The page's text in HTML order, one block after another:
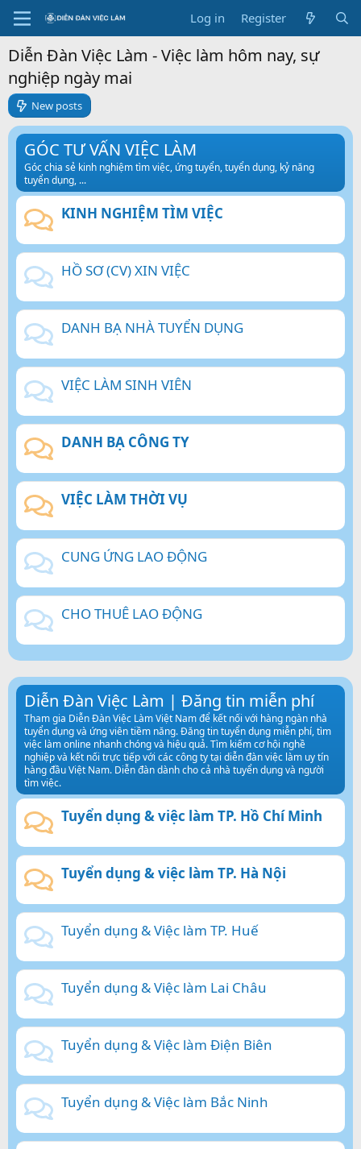
Log in Register
Diễn Đàn Việc Làm - Việc làm hôm nay, sự
nghiệp ngày mai
New posts
GÓC TƯ VẤN VIỆC LÀM
Góc chia sẻ kinh nghiệm tìm việc, ứng tuyển, tuyển dụng, kỷ năng
tuyển dụng, ...
KINH NGHIỆM TÌM VIỆC
HỒ SƠ (CV) XIN VIỆC
DANH BẠ NHÀ TUYỂN DỤNG
VIỆC LÀM SINH VIÊN
DANH BẠ CÔNG TY
VIỆC LÀM THỜI VỤ
CUNG ỨNG LAO ĐỘNG
CHO THUÊ LAO ĐỘNG
Diễn Đàn Việc Làm | Đăng tin miễn phí
Tham gia Diễn Đàn Việc Làm Việt Nam để kết nối với hàng ngàn nhà
tuyển dụng và ứng viên tiềm năng. Đăng tin tuyển dụng miễn phí, tìm
việc làm online nhanh chóng và hiệu quả. Tìm kiếm cơ hội nghề
nghiệp và kết nối trực tiếp với các công ty tại diễn đàn việc làm uy tín
hàng đầu Việt Nam. Diễn đàn dành cho cả nhà tuyển dụng và người
tìm việc.
Tuyển dụng & việc làm TP. Hồ Chí Minh
Tuyển dụng & việc làm TP. Hà Nội
Tuyển dụng & Việc làm TP. Huế
Tuyển dụng & Việc làm Lai Châu
Tuyển dụng & Việc làm Điện Biên
Tuyển dụng & Việc làm Bắc Ninh